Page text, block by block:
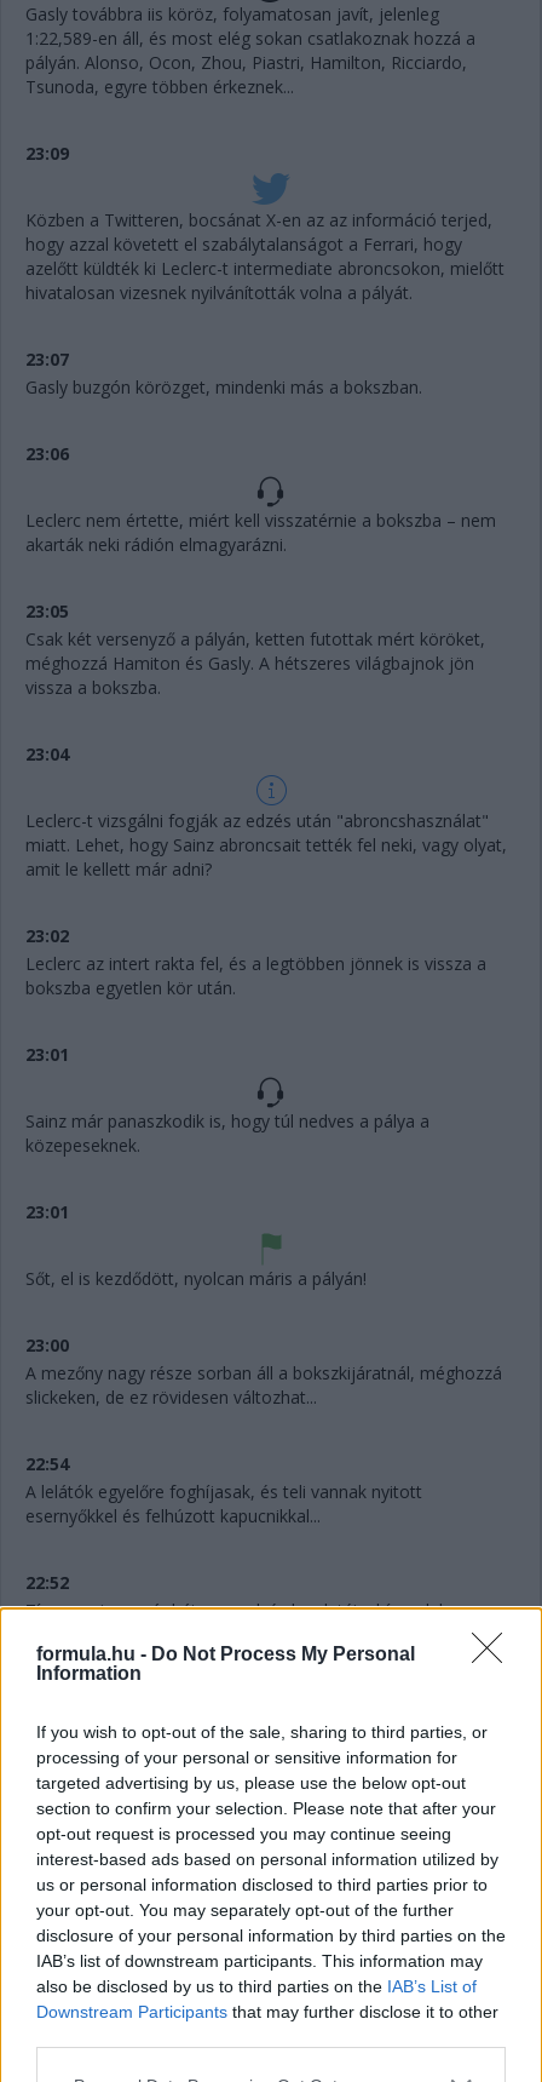
formula.hu - Do Not Process My Personal
Information
If you wish to opt-out of the sale, sharing to third parties, or
processing of your personal or sensitive information for
targeted advertising by us, please use the below opt-out
section to confirm your selection. Please note that after your
opt-out request is processed you may continue seeing
interest-based ads based on personal information utilized by
us or personal information disclosed to third parties prior to
your opt-out. You may separately opt-out of the further
disclosure of your personal information by third parties on the
IAB’s list of downstream participants. This information may
also be disclosed by us to third parties on the IAB’s List of
Downstream Participants that may further disclose it to other
Gasly továbbra iis köröz, folyamatosan javít, jelenleg
1:22,589-en áll, és most elég sokan csatlakoznak hozzá a
pályán. Alonso, Ocon, Zhou, Piastri, Hamilton, Ricciardo,
Tsunoda, egyre többen érkeznek...
23:09
Közben a Twitteren, bocsánat X-en az az információ terjed,
hogy azzal követett el szabálytalanságot a Ferrari, hogy
azelőtt küldték ki Leclerc-t intermediate abroncsokon, mielőtt
hivatalosan vizesnek nyilvánították volna a pályát.
23:07
Gasly buzgón körözget, mindenki más a bokszban.
23:06
Leclerc nem értette, miért kell visszatérnie a bokszba – nem
akarták neki rádión elmagyarázni.
23:05
Csak két versenyző a pályán, ketten futottak mért köröket,
méghozzá Hamiton és Gasly. A hétszeres világbajnok jön
vissza a bokszba.
23:04
Leclerc-t vizsgálni fogják az edzés után "abroncshasználat"
miatt. Lehet, hogy Sainz abroncsait tették fel neki, vagy olyat,
amit le kellett már adni?
23:02
Leclerc az intert rakta fel, és a legtöbben jönnek is vissza a
bokszba egyetlen kör után.
23:01
Sainz már panaszkodik is, hogy túl nedves a pálya a
közepeseknek.
23:01
Sőt, el is kezdődött, nyolcan máris a pályán!
23:00
A mezőny nagy része sorban áll a bokszkijáratnál, méghozzá
slickeken, de ez rövidesen változhat...
22:54
A lelátók egyelőre foghíjasak, és teli vannak nyitott
esernyőkkel és felhúzott kapucnikkal...
22:52
Tíz perc sincs már hátra az edzés kezdetéig, bízzunk benne,
Azt legalább nem kell megjósolni, hány százalék az esély az
esőre. Ugyanis kereken száz.
22:50
Nagy szeretettel köszöntünk mindenkit az F1-es Kanadai
Nagydíj második szabadedzésének élő közvetítésében!
Hallgasd meg a Formula Podcast
legfrissebb adását!